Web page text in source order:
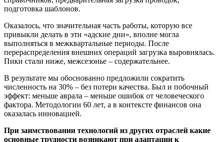
подготовка шаблонов.
Оказалось, что значительная часть работы, которую все
привыкли делать в эти «адские дни», вполне могла
выполняться в межквартальные периоды. После
перераспределения внешних операций загрузка выровнялась.
Пики стали ниже, межсезонье – содержательнее.
В результате мы обоснованно предложили сократить
численность на 30% – без потери качества. Был и побочный
эффект: меньше аврала – меньше ошибок от человеческого
фактора. Методологии 60 лет, а в контексте финансов она
оказалась инновацией.
При заимствовании технологий из других отраслей какие
основные трудности возникают при адаптации к